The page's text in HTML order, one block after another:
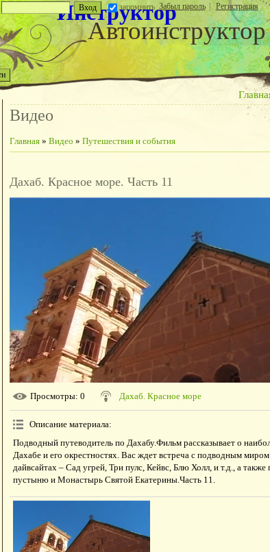
запомнить Забыл пароль | Регистрация
Автоинструктор
Инструктор
Видео
Главная» Видео » Путешествия и события
Дахаб. Красное море. Часть 11
Просмотры: 0 Дахаб. Красное море
Описание материала:
Подводный путеводитель по Дахабу.Фильм рассказывает о
Дахабе и его окрестностях. Вас ждет встреча с подводным
дайвсайтах – Сад угрей, Три пулс, Кейвс, Блю Холл, и т.д., а также
пустыню и Монастырь Святой Екатерины.Часть 11.